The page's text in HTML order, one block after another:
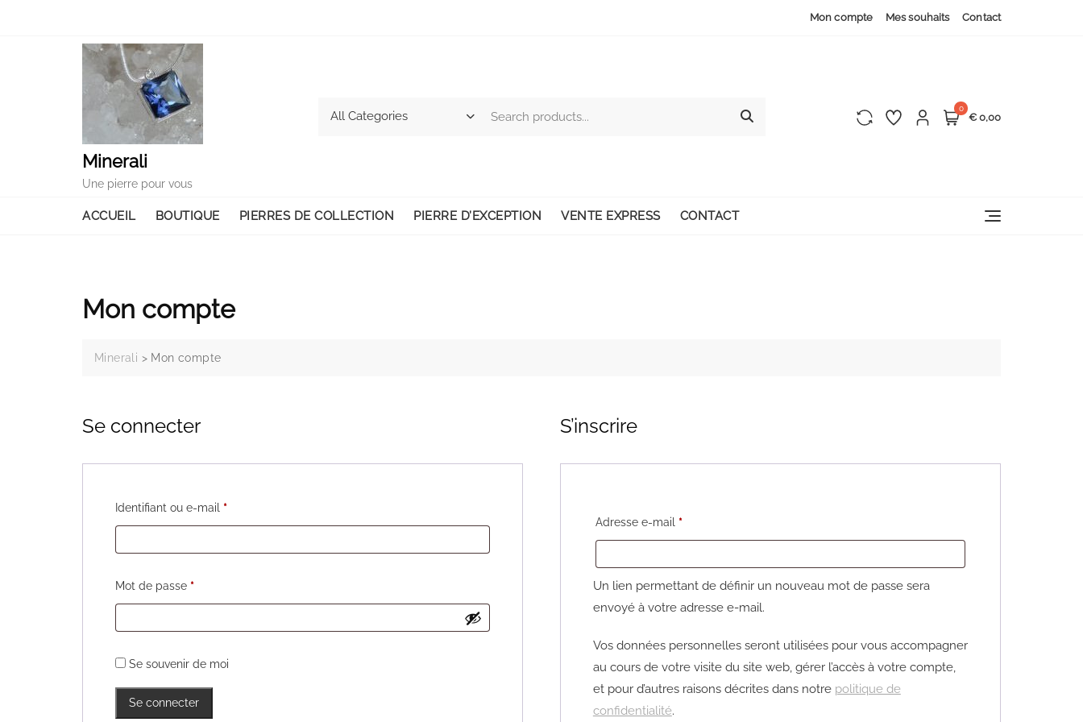
Mon compte Mes souhaits Contact
Minerali
Une pierre pour vous
0
€ 0,00
ACCUEIL BOUTIQUE PIERRES DE COLLECTION PIERRE D’EXCEPTION VENTE EXPRESS CONTACT
Mon compte
Minerali > Mon compte
Se connecter
Identifiant ou e-mail *
Mot de passe *
Se souvenir de moi
Se connecter
S’inscrire
Adresse e-mail *Obligatoire
Un lien permettant de définir un nouveau mot de passe sera
envoyé à votre adresse e-mail.
Vos données personnelles seront utilisées pour vous accompagner
au cours de votre visite du site web, gérer l’accès à votre compte,
et pour d’autres raisons décrites dans notre politique de
confidentialité.